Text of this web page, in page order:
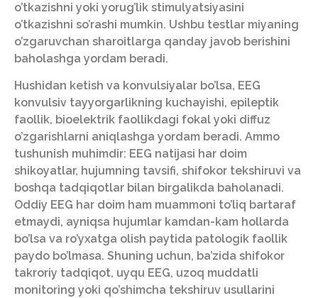
o’tkazishni yoki yorug’lik stimulyatsiyasini
o’tkazishni so’rashi mumkin. Ushbu testlar miyaning
o’zgaruvchan sharoitlarga qanday javob berishini
baholashga yordam beradi.
Hushidan ketish va konvulsiyalar bo’lsa, EEG
konvulsiv tayyorgarlikning kuchayishi, epileptik
faollik, bioelektrik faollikdagi fokal yoki diffuz
o’zgarishlarni aniqlashga yordam beradi. Ammo
tushunish muhimdir: EEG natijasi har doim
shikoyatlar, hujumning tavsifi, shifokor tekshiruvi va
boshqa tadqiqotlar bilan birgalikda baholanadi.
Oddiy EEG har doim ham muammoni to’liq bartaraf
etmaydi, ayniqsa hujumlar kamdan-kam hollarda
bo’lsa va ro’yxatga olish paytida patologik faollik
paydo bo’lmasa. Shuning uchun, ba’zida shifokor
takroriy tadqiqot, uyqu EEG, uzoq muddatli
monitoring yoki qo’shimcha tekshiruv usullarini